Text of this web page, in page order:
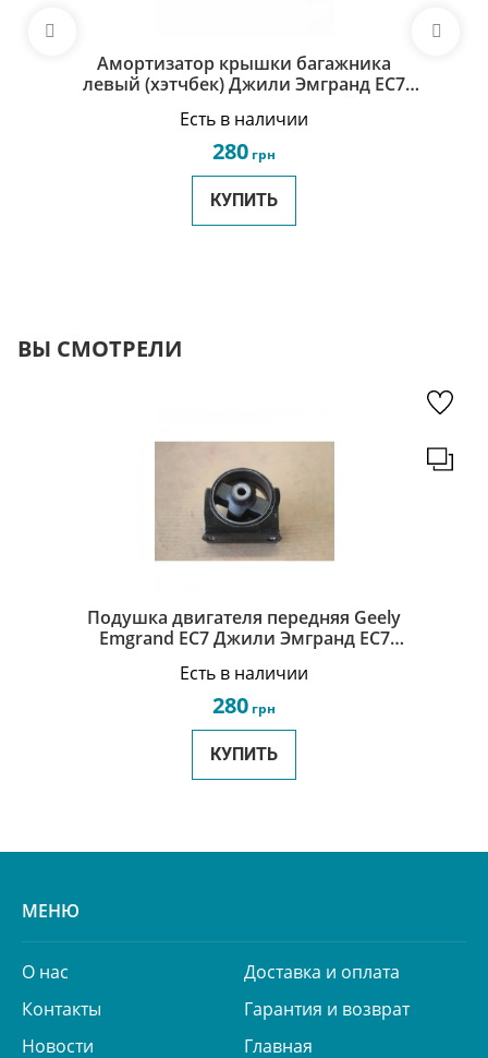
Амортизатор крышки багажника
левый (хэтчбек) Джили Эмгранд ЕС7
Есть в наличии
280 грн
КУПИТЬ
ВЫ СМОТРЕЛИ
Подушка двигателя передняя Geely
Emgrand EC7 Джили Эмгранд ЕС7
Есть в наличии
280 грн
КУПИТЬ
МЕНЮ
О нас
Доставка и оплата
Контакты
Гарантия и возврат
Новости
Главная